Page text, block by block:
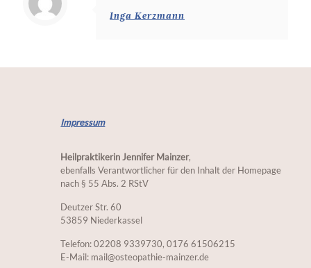
Inga Kerzmann
Impressum
Heilpraktikerin Jennifer Mainzer,
ebenfalls Verantwortlicher für den Inhalt der Homepage
nach § 55 Abs. 2 RStV
Deutzer Str. 60
53859 Niederkassel
Telefon: 02208 9339730, 0176 61506215
E-Mail: mail@osteopathie-mainzer.de